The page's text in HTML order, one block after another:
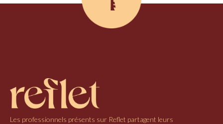
Les professionnels présents sur Reflet partagent leurs